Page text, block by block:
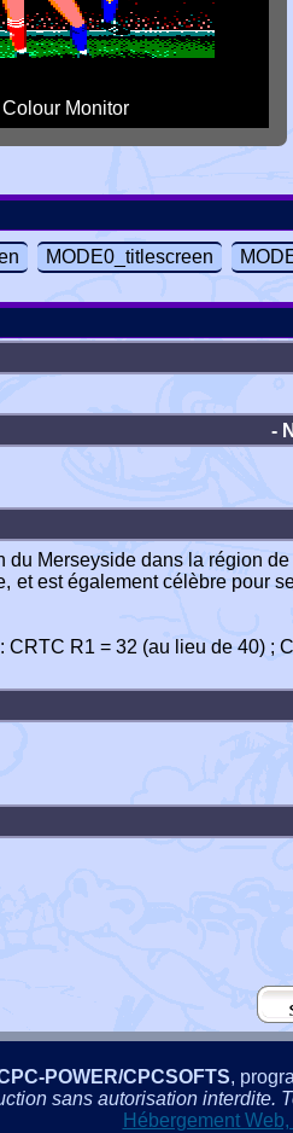
Monitor
MODE0_titlescreen
-
Merseyside dans la région
et est également célèbre pour
R1 = 32 (au lieu de 40) ;
POWER/CPCSOFTS,
sans autorisation interdite.
Hébergement